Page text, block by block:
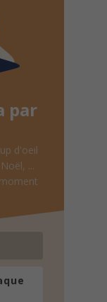
par
d'oeil
...